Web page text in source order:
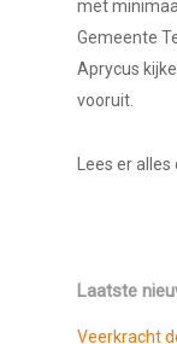
met
Gemeente
Aprycus
vooruit.
Lees er
Laatste
Veerkracht